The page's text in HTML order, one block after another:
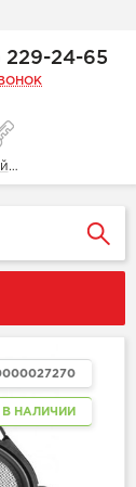
229-24-65
Войти
В НАЛИЧИИ